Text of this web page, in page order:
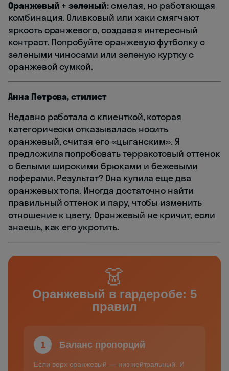
Оранжевый + зеленый:смелая, но работающая
комбинация. Оливковый или хаки смягчают
яркость оранжевого, создавая интересный
контраст. Попробуйте оранжевую футболку с
зелеными чиносами или зеленую куртку с
оранжевой сумкой.
Анна Петрова, стилист
Недавно работала с клиенткой, которая
категорически отказывалась носить
оранжевый, считая его «цыганским». Я
предложила попробовать терракотовый оттенок
с белыми широкими брюками и бежевыми
лоферами. Результат? Она купила еще два
оранжевых топа. Иногда достаточно найти
правильный оттенок и пару, чтобы изменить
отношение к цвету. Оранжевый не кричит, если
знаешь, как его укротить.
👗
Оранжевый в гардеробе: 5
правил
1 Баланс пропорций
Если верх оранжевый — низ нейтральный. И